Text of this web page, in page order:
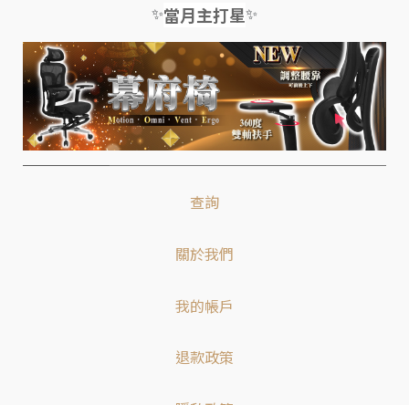
✨當月主打星✨
查詢
關於我們
我的帳戶
退款政策